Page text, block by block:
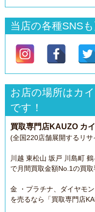
当店の各種SNSも
お店の場所はカ
です！
買取専門店KAUZO カ
(全国220店舗展開するリ
川越 東松山 坂戸 川島町
で月間買取金額No.1の買取
金 ・プラチナ、ダイヤモ
を売るなら「買取専門店